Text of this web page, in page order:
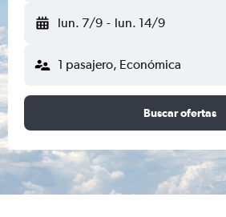
lun. 7/9 - lun. 14/9
1 pasajero, Económica
Buscar ofertas